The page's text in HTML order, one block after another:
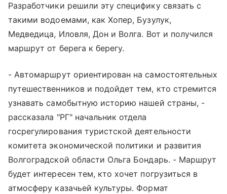
Разработчики решили эту специфику связать с
такими водоемами, как Хопер, Бузулук,
Медведица, Иловля, Дон и Волга. Вот и получился
маршрут от берега к берегу.
- Автомаршрут ориентирован на самостоятельных
путешественников и подойдет тем, кто стремится
узнавать самобытную историю нашей страны, -
рассказала "РГ" начальник отдела
госрегулирования туристской деятельности
комитета экономической политики и развития
Волгоградской области Ольга Бондарь. - Маршрут
будет интересен тем, кто хочет погрузиться в
атмосферу казачьей культуры. Формат